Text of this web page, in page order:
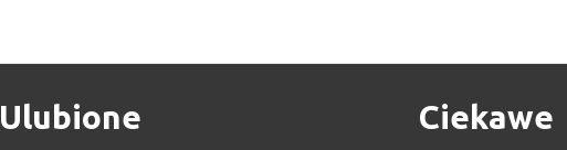
Ulubione Ciekawe